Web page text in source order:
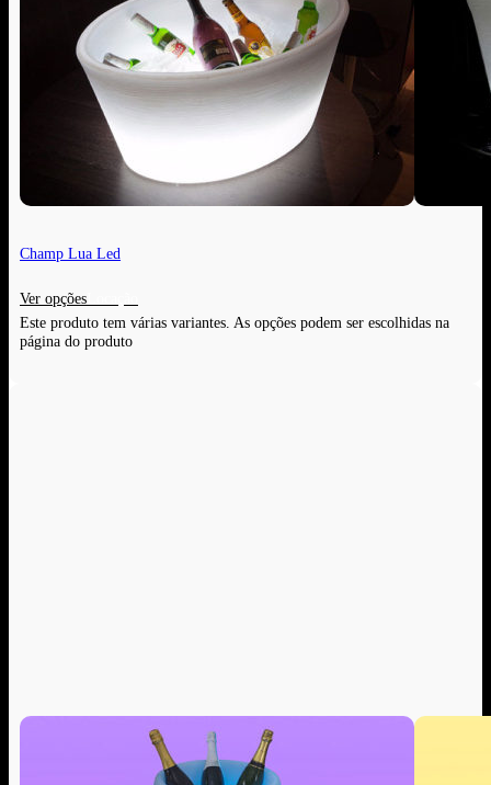
Champ Lua Led
Ver opções
Este produto tem várias variantes. As opções podem ser escolhidas na
página do produto